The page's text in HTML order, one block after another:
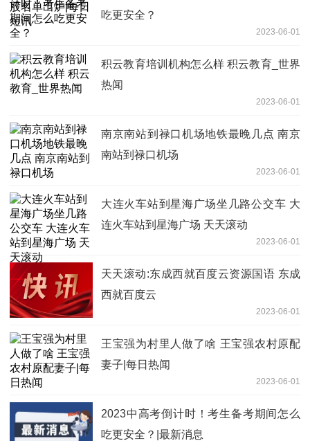
吃更安全？
2023-06-01
积云教育培训机构怎么样 积云教育_世界
热闻
2023-06-01
南京南站到禄口机场地铁最晚几点 南京
南站到禄口机场
2023-06-01
大连火车站到星海广场坐几路公交车 大
连火车站到星海广场 天天滚动
2023-06-01
天天滚动:东成西就百度云资源国语 东成
西就百度云
2023-06-01
王宝强为村里人做了啥 王宝强农村原配
妻子|每日热闻
2023-06-01
2023中高考倒计时！考生备考期间怎么
吃更安全？|最新消息